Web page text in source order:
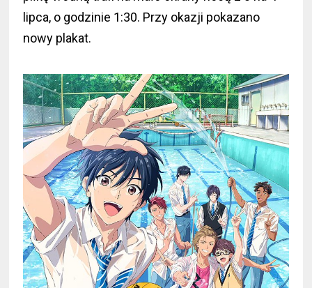
lipca, o godzinie 1:30. Przy okazji pokazano
nowy plakat.